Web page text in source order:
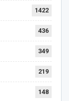
1422
436
349
219
148